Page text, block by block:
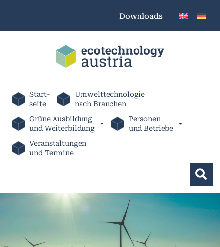
Downloads
Start-
seite
Umwelttechnologie
nach Branchen
Grüne Ausbildung
und Weiterbildung
Personen
und Betriebe
Veranstaltungen
und Termine